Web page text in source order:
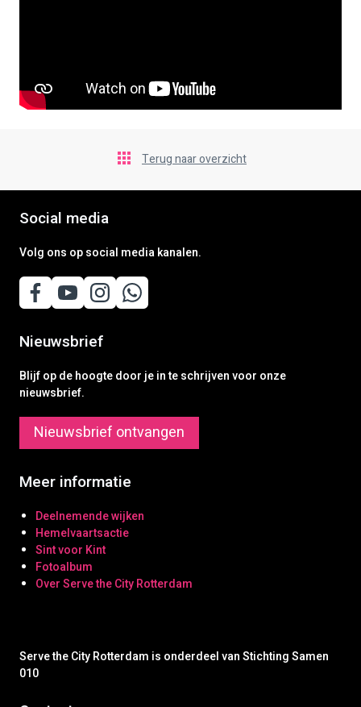
Terug naar overzicht
Social media
Volg ons op social media kanalen.
Nieuwsbrief
Blijf op de hoogte door je in te schrijven voor onze
nieuwsbrief.
Nieuwsbrief ontvangen
Meer informatie
Deelnemende wijken
Hemelvaartsactie
Sint voor Kint
Fotoalbum
Over Serve the City Rotterdam
Serve the City Rotterdam is onderdeel van Stichting Samen
010